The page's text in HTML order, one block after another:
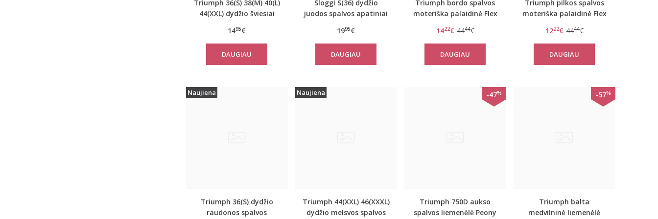
Triumph 36(S) 38(M) 40(L)
44(XXL) dydžio šviesiai
miego palaidinė Mix
Match TOP SSL 01 X
1495€
DAUGIAU
Sloggi S(36) dydžio
juodos spalvos apatiniai
Shirt 01
1995€
DAUGIAU
Triumph bordo spalvos
moteriška palaidinė Flex
1422€ 4444€
DAUGIAU
Triumph pilkos spalvos
moteriška palaidinė Flex
1222€ 4444€
DAUGIAU
Naujiena
Triumph 36(S) dydžio
raudonos spalvos
Naujiena
Triumph 44(XXL) 46(XXXL)
dydžio melsvos spalvos
-47%
Triumph 750D aukso
spalvos liemenėlė Peony
-57%
Triumph balta
medvilninė liemenėlė